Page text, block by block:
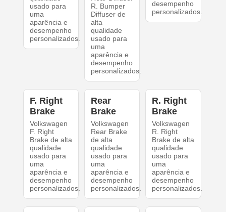
usado para
uma
aparência e
desempenho
personalizados.
R. Bumper
Diffuser de
alta
qualidade
usado para
uma
aparência e
desempenho
personalizados.
desempenho
personalizados.
F. Right
Brake
Volkswagen
F. Right
Brake de alta
qualidade
usado para
uma
aparência e
desempenho
personalizados.
Rear
Brake
Volkswagen
Rear Brake
de alta
qualidade
usado para
uma
aparência e
desempenho
personalizados.
R. Right
Brake
Volkswagen
R. Right
Brake de alta
qualidade
usado para
uma
aparência e
desempenho
personalizados.